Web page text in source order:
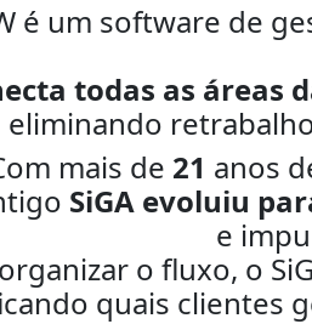
é um software de
todas as áreas
eliminando
mais de 21 anos
SiGA evoluiu
e
o fluxo, o
quais clientes